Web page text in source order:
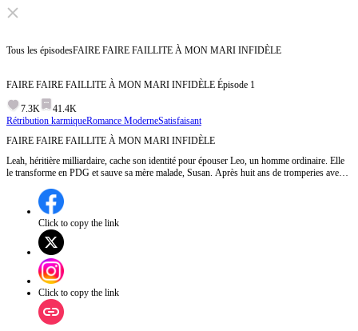
Tous les épisodesFAIRE FAIRE FAILLITE À MON MARI INFIDÈLE
FAIRE FAIRE FAILLITE À MON MARI INFIDÈLE Épisode 1
7.3K
41.4K
Rétribution karmiqueRomance ModerneSatisfaisant
FAIRE FAIRE FAILLITE À MON MARI INFIDÈLE
Leah, héritière milliardaire, cache son identité pour épouser Leo, un homme ordinaire. Elle
le transforme en PDG et sauve sa mère malade, Susan. Après huit ans de tromperies avec
l’ignore. Elle s’allie alors à sa belle-mère et à son ami d’enfance Sean pour faire tomber les
traîtres.
Click to copy the link
Click to copy the link